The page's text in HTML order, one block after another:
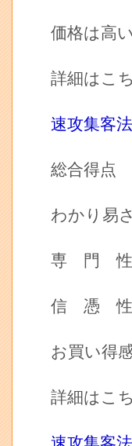
価格は高
詳細はこ
速攻集客法
総合得点
わかり
専 門
信 憑
お買い
詳細はこ